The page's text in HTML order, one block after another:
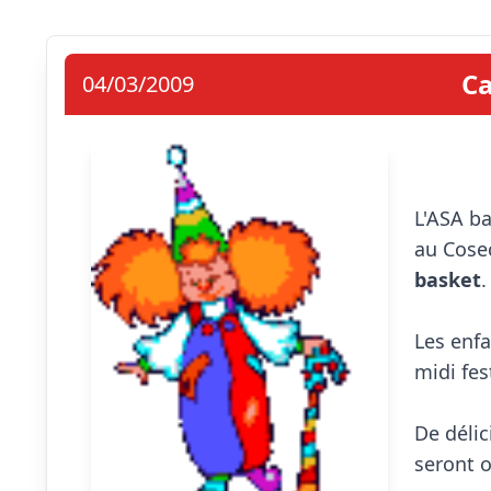
04/03/2009
L'ASA
au
basket.
Les
midi
De